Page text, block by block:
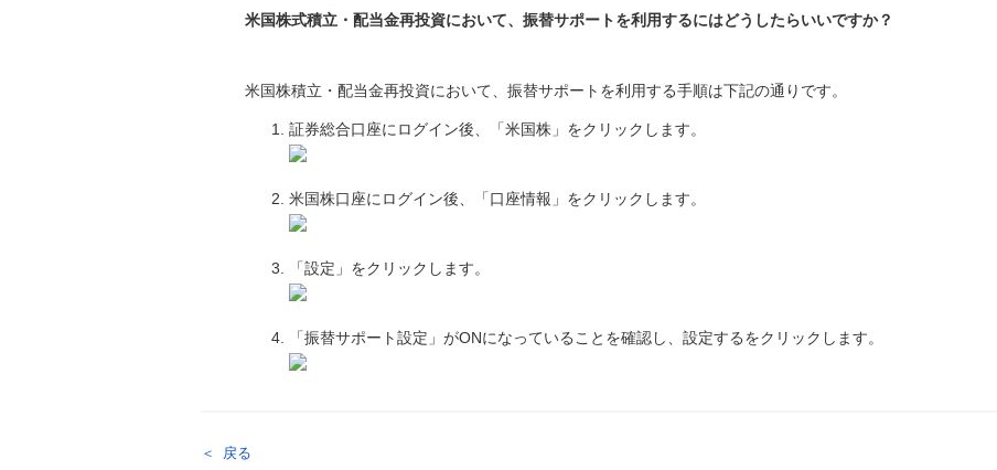
米国株式積立・配当金再投資において、振替サポートを利用するにはどうしたらいいですか？
米国株積立・配当金再投資において、振替サポートを利用する手順は下記の通りです。
証券総合口座にログイン後、「米国株」をクリックします。
米国株口座にログイン後、「口座情報」をクリックします。
「設定」をクリックします。
「振替サポート設定」がONになっていることを確認し、設定するをクリックします。
戻る